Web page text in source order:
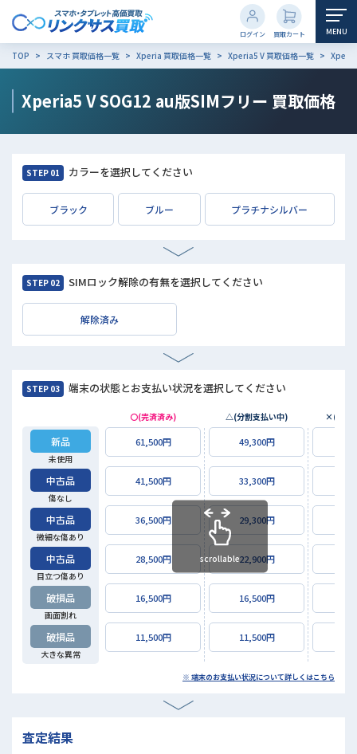
買取カート
ログイン MENU
TOP スマホ 買取価格一覧 Xperia 買取価格一覧 Xperia5 V 買取価格一覧
Xperia5 V SOG12 au版SIMフリー 買取価格
STEP 01 カラーを選択してください
ブラック ブルー プラチナシルバー
STEP 02 SIMロック解除の有無を選択してください
解除済み
STEP 03 端末の状態とお支払い状況を選択してください
新品
未使用
中古品
傷なし
中古品
微細な傷あり
中古品
目立つ傷あり
破損品
画面割れ
破損品
大きな異常
〇(完済済み) △(分割支払い中) ×(未払
61,500円 49,300円
41,500円 33,300円
36,500円 29,300円
28,500円 22,900円
16,500円 16,500円
11,500円 11,500円
scrollable
※ 端末のお支払い状況について詳しくはこちら
査定結果